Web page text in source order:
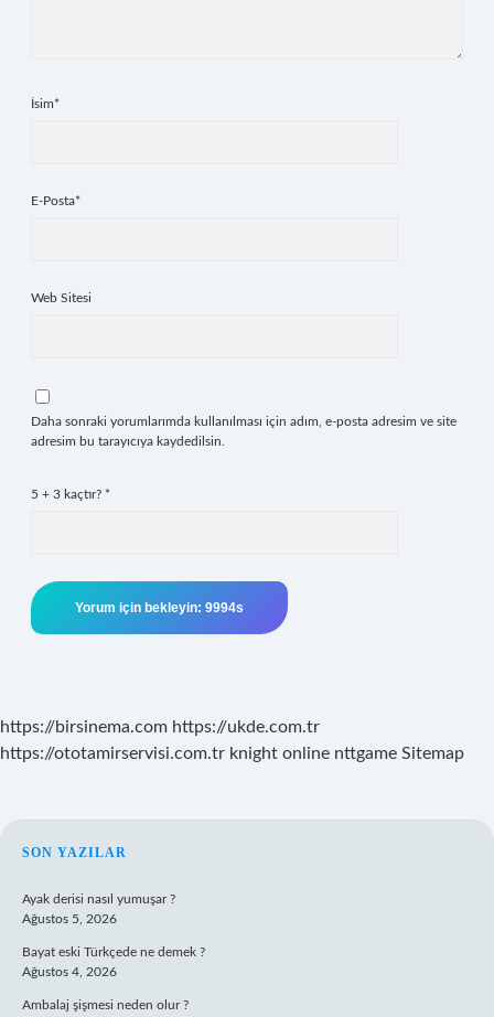
İsim*
E-Posta*
Web Sitesi
Daha sonraki yorumlarımda kullanılması için adım, e-posta adresim ve site
adresim bu tarayıcıya kaydedilsin.
5 + 3 kaçtır? *
https://birsinema.com https://ukde.com.tr
https://ototamirservisi.com.tr knight online nttgame Sitemap
SIDEBAR
SON YAZILAR
Ayak derisi nasıl yumuşar ?
Ağustos 5, 2026
Bayat eski Türkçede ne demek ?
Ağustos 4, 2026
Ambalaj şişmesi neden olur ?